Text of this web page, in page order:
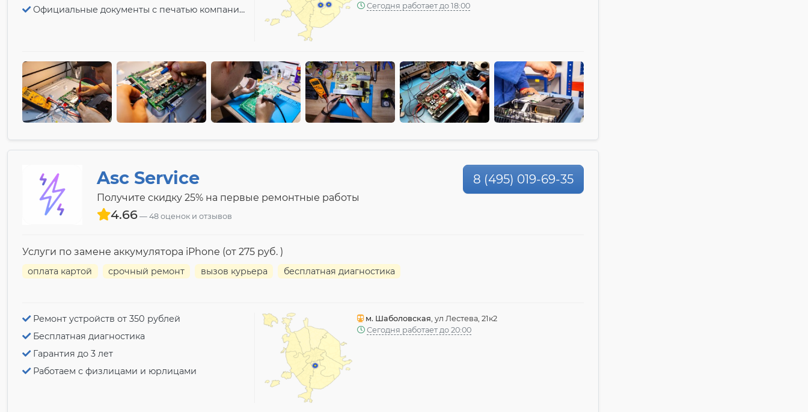
Официальные документы с печатью компании
Сегодня работает до 18:00
Asc Service
Получите скидку 25% на первые ремонтные работы
4.66 48 оценок и отзывов
8 (495) 019-69-35
Услуги по замене аккумулятора iPhone (от 275 руб. )
оплата картой срочный ремонт вызов курьера бесплатная диагностика
Ремонт устройств от 350 рублей
Бесплатная диагностика
Гарантия до 3 лет
Работаем с физлицами и юрлицами
м. Шаболовская , ул Лестева, 21к2
Сегодня работает до 20:00